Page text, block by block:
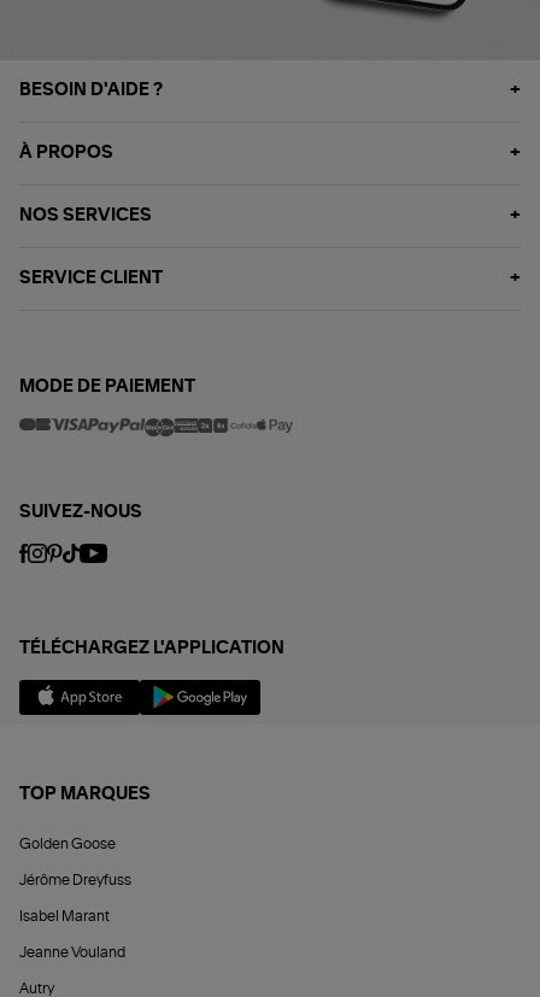
BESOIN D'AIDE ?
À PROPOS
NOS SERVICES
SERVICE CLIENT
MODE DE PAIEMENT
SUIVEZ-NOUS
TÉLÉCHARGEZ L'APPLICATION
TOP MARQUES
Golden Goose
Jérôme Dreyfuss
Isabel Marant
Jeanne Vouland
Autry